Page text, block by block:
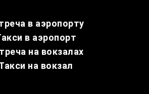
в аэропорту
в аэропорт
на вокзалах
на вокзал